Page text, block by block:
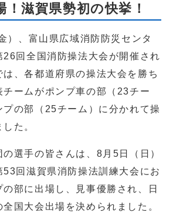
！滋賀県勢初の快挙！
、富山県広域消防防災センタ
26回全国消防操法大会が開催され
は、各都道府県の操法大会を勝ち
チームがポンプ車の部（23チー
プの部（25チーム）に分かれて操
た。
選手の皆さんは、8月5日（日）
53回滋賀県消防操法訓練大会にお
部に出場し、見事優勝され、日
国大会出場を決められました。